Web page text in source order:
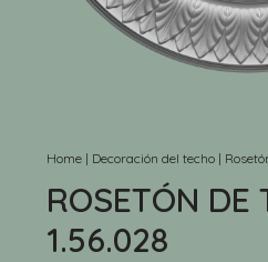
Home | Decoración del techo |
ROSETÓN DE
1.56.028